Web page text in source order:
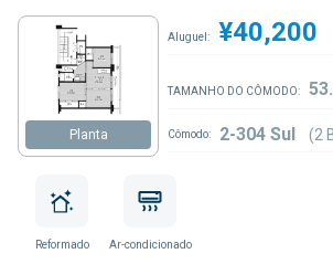
Planta
Aluguel: ¥40,200
TAMANHO DO CÔMODO:
Cômodo: 2-304 Sul (2
Reformado Ar-condicionado